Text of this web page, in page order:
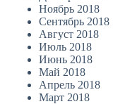
Ноябрь 2018
Сентябрь 2018
Август 2018
Июль 2018
Июнь 2018
Май 2018
Апрель 2018
Март 2018